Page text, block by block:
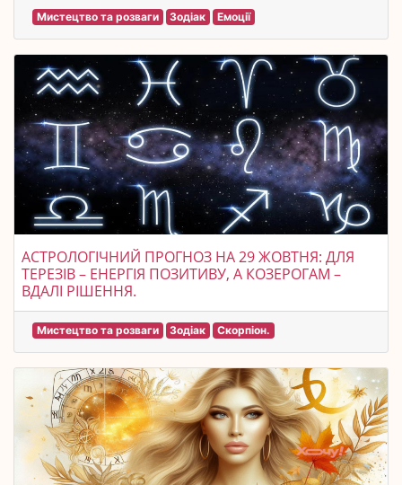
Мистецтво та розваги Зодіак Емоції
АСТРОЛОГІЧНИЙ ПРОГНОЗ НА 29 ЖОВТНЯ: ДЛЯ
ТЕРЕЗІВ – ЕНЕРГІЯ ПОЗИТИВУ, А КОЗЕРОГАМ –
ВДАЛІ РІШЕННЯ.
Мистецтво та розваги Зодіак Скорпіон.